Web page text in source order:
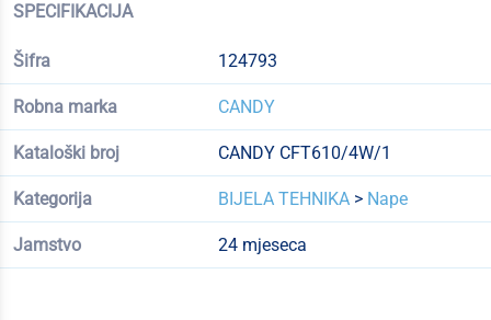
SPECIFIKACIJA
Šifra 124793
Robna marka CANDY
Kataloški broj CANDY CFT610/4W/1
Kategorija BIJELA TEHNIKA> Nape
Jamstvo 24 mjeseca